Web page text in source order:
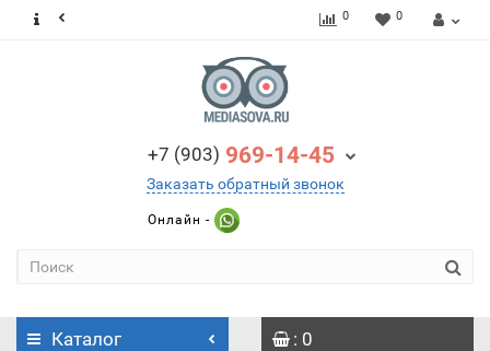
0 0
+7 (903) 969-14-45
Заказать обратный звонок
Онлайн -
Каталог : 0